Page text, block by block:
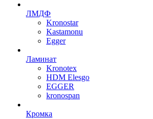
ЛМДФ
Kronostar
Kastamonu
Egger
Ламинат
Kronotex
HDM Elesgo
EGGER
kronospan
Кромка